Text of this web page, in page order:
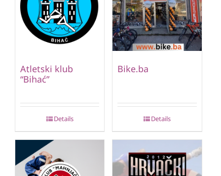
Atletski klub
“Bihać”
Details
Bike.ba
Details